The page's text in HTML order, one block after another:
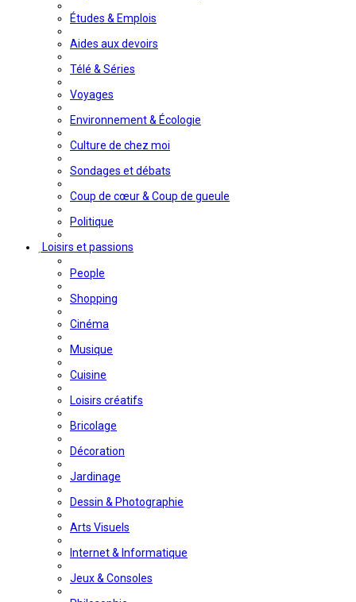
Études & Emplois
Aides aux devoirs
Télé & Séries
Voyages
Environnement & Écologie
Culture de chez moi
Sondages et débats
Coup de cœur & Coup de gueule
Politique
Loisirs et passions
People
Shopping
Cinéma
Musique
Cuisine
Loisirs créatifs
Bricolage
Décoration
Jardinage
Dessin & Photographie
Arts Visuels
Internet & Informatique
Jeux & Consoles